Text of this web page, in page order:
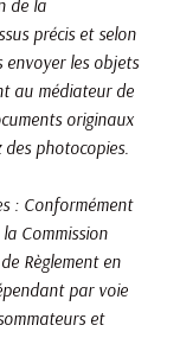
de la
précis et selon
les objets
au médiateur de
originaux
photocopies.
: Conformément
la Commission
Règlement en
par voie
et